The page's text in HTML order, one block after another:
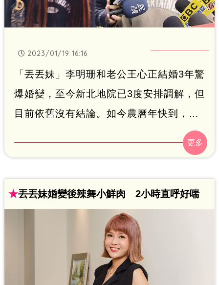
2023/01/19 16:16
「丟丟妹」李明珊和老公王心正結婚3年驚
爆婚變，至今新北地院已3度安排調解，但
目前依舊沒有結論。如今農曆年快到，王
心正暫撇婚變風波，近來發出1千份愛心年
菜給低收入戶和身障者，發揮愛心不遺餘
烈。
★丟丟妹婚變後辣舞小鮮肉 2小時直呼好喘